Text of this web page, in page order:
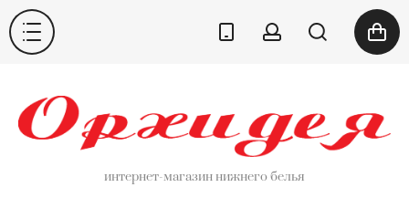
интернет-магазин нижнего белья